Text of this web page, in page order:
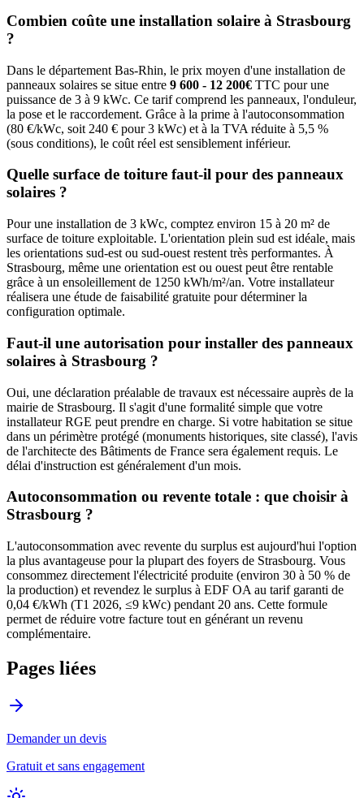
Combien coûte une installation solaire à Strasbourg
?
Dans le département Bas-Rhin, le prix moyen d'une installation de
panneaux solaires se situe entre 9 600 - 12 200€ TTC pour une
puissance de 3 à 9 kWc. Ce tarif comprend les panneaux, l'onduleur,
la pose et le raccordement. Grâce à la prime à l'autoconsommation
(80 €/kWc, soit 240 € pour 3 kWc) et à la TVA réduite à 5,5 %
(sous conditions), le coût réel est sensiblement inférieur.
Quelle surface de toiture faut-il pour des panneaux
solaires ?
Pour une installation de 3 kWc, comptez environ 15 à 20 m² de
surface de toiture exploitable. L'orientation plein sud est idéale, mais
les orientations sud-est ou sud-ouest restent très performantes. À
Strasbourg, même une orientation est ou ouest peut être rentable
grâce à un ensoleillement de 1250 kWh/m²/an. Votre installateur
réalisera une étude de faisabilité gratuite pour déterminer la
configuration optimale.
Faut-il une autorisation pour installer des panneaux
solaires à Strasbourg ?
Oui, une déclaration préalable de travaux est nécessaire auprès de la
mairie de Strasbourg. Il s'agit d'une formalité simple que votre
installateur RGE peut prendre en charge. Si votre habitation se situe
dans un périmètre protégé (monuments historiques, site classé), l'avis
de l'architecte des Bâtiments de France sera également requis. Le
délai d'instruction est généralement d'un mois.
Autoconsommation ou revente totale : que choisir à
Strasbourg ?
L'autoconsommation avec revente du surplus est aujourd'hui l'option
la plus avantageuse pour la plupart des foyers de Strasbourg. Vous
consommez directement l'électricité produite (environ 30 à 50 % de
la production) et revendez le surplus à EDF OA au tarif garanti de
0,04 €/kWh (T1 2026, ≤9 kWc) pendant 20 ans. Cette formule
permet de réduire votre facture tout en générant un revenu
complémentaire.
Pages liées
Demander un devis
Gratuit et sans engagement